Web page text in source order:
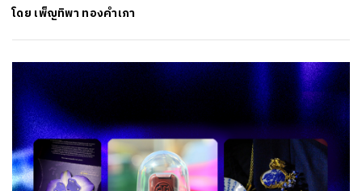
โดย เพ็ญทิพา ทองคำเภา